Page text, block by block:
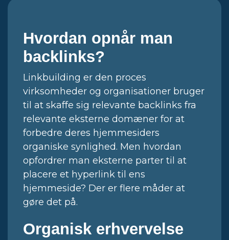
Hvordan opnår man
backlinks?
Linkbuilding er den proces
virksomheder og organisationer bruger
til at skaffe sig relevante backlinks fra
relevante eksterne domæner for at
forbedre deres hjemmesiders
organiske synlighed. Men hvordan
opfordrer man eksterne parter til at
placere et hyperlink til ens
hjemmeside? Der er flere måder at
gøre det på.
Organisk erhvervelse